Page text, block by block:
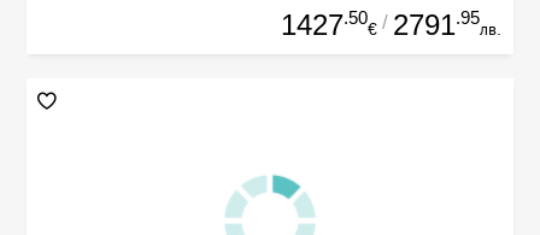
1427.50
€ / 2791.95
лв.